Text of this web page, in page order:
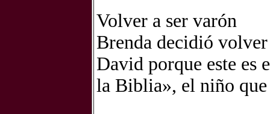
Volver a ser varón
Brenda decidió
David porque este es
la Biblia», el niño